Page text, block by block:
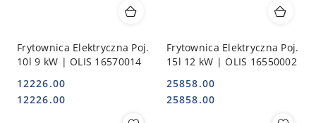
Frytownica Elektryczna Poj.
10l 9 kW | OLIS 16570014
Cena:
12226.00
Cena:
12226.00
Frytownica Elektryczna Poj.
15l 12 kW | OLIS 16550002
Cena:
25858.00
Cena:
25858.00